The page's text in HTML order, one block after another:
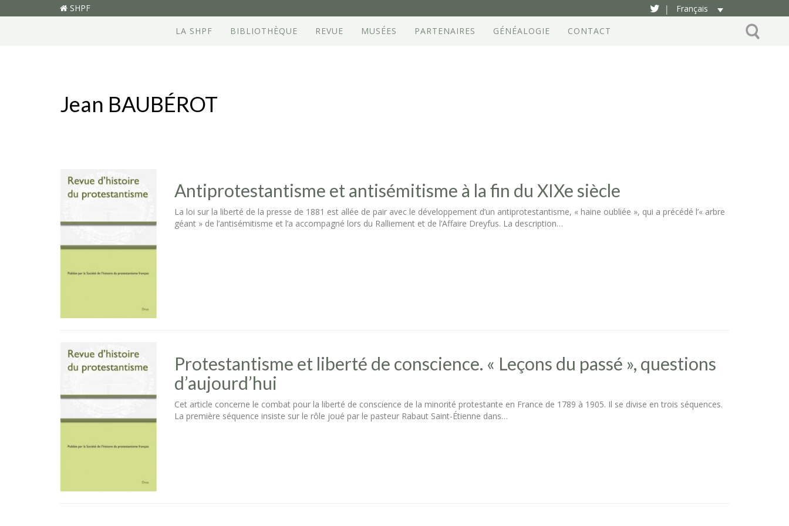
SHPF |
Français
LA SHPF
BIBLIOTHÈQUE REVUE MUSÉES PARTENAIRES GÉNÉALOGIE CONTACT
Jean BAUBÉROT
Antiprotestantisme et antisémitisme à la fin du XIXe siècle
La loi sur la liberté de la presse de 1881 est allée de pair avec le développement d’un antiprotestantisme, « haine oubliée », qui a précédé l’« arbre
géant » de l’antisémitisme et l’a accompagné lors du Ralliement et de l’Affaire Dreyfus. La description…
Protestantisme et liberté de conscience. « Leçons du passé », questions
d’aujourd’hui
Cet article concerne le combat pour la liberté de conscience de la minorité protestante en France de 1789 à 1905. Il se divise en trois séquences.
La première séquence insiste sur le rôle joué par le pasteur Rabaut Saint-Étienne dans…